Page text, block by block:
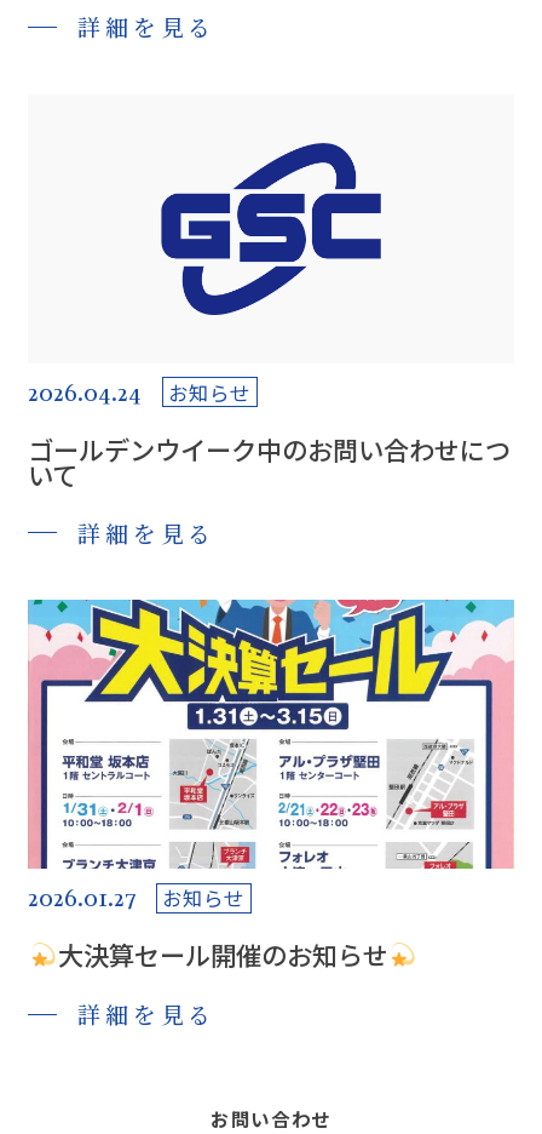
詳細を見る
2026.04.24 お知らせ
ゴールデンウイーク中のお問い合わせにつ
いて
詳細を見る
2026.01.27 お知らせ
大決算セール開催のお知らせ
詳細を見る
お問い合わせ